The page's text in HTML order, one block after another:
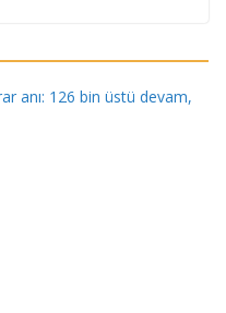
anı: 126 bin üstü devam,